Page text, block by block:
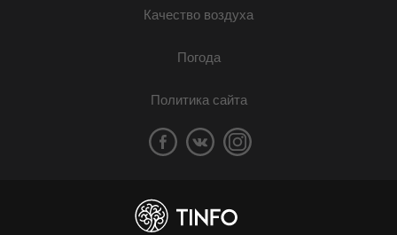
Качество воздуха
Погода
Политика сайта